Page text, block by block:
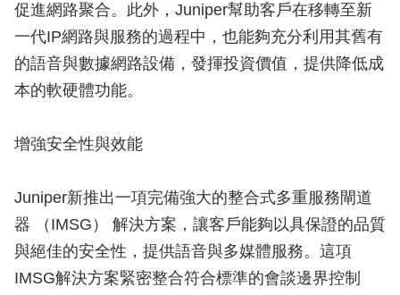
促進網路聚合。此外，Juniper幫助客戶在移轉至新
一代IP網路與服務的過程中，也能夠充分利用其舊有
的語音與數據網路設備，發揮投資價值，提供降低成
本的軟硬體功能。
增強安全性與效能
Juniper新推出一項完備強大的整合式多重服務閘道
器 （IMSG） 解決方案，讓客戶能夠以具保證的品質
與絕佳的安全性，提供語音與多媒體服務。這項
IMSG解決方案緊密整合符合標準的會談邊界控制